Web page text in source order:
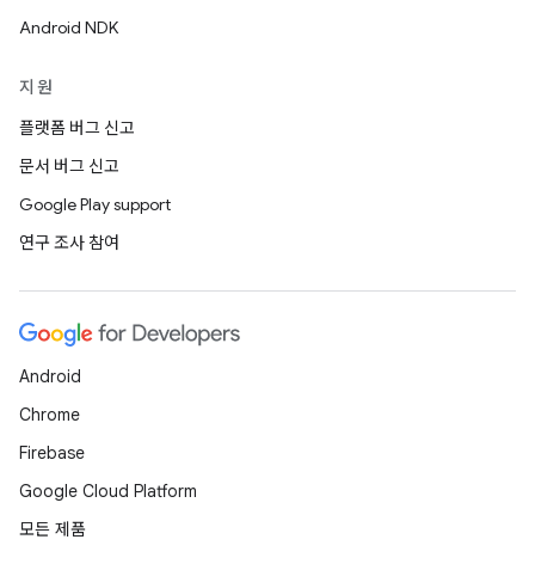
Android NDK
지원
플랫폼 버그 신고
문서 버그 신고
Google Play support
연구 조사 참여
Android
Chrome
Firebase
Google Cloud Platform
모든 제품